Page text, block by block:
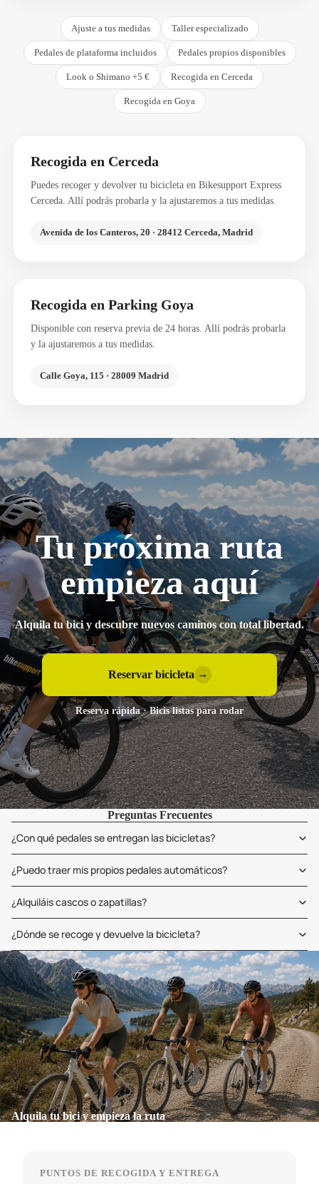
Ajuste a tus medidas Taller especializado
Pedales de plataforma incluidos Pedales propios disponibles
Look o Shimano +5 € Recogida en Cerceda
Recogida en Goya
Recogida en Cerceda
Puedes recoger y devolver tu bicicleta en Bikesupport Express
Cerceda. Allí podrás probarla y la ajustaremos a tus medidas.
Avenida de los Canteros, 20 · 28412 Cerceda, Madrid
Recogida en Parking Goya
Disponible con reserva previa de 24 horas. Allí podrás probarla
y la ajustaremos a tus medidas.
Calle Goya, 115 · 28009 Madrid
Tu próxima ruta
empieza aquí
Alquila tu bici y descubre nuevos caminos con total libertad.
Reservar bicicleta →
Reserva rápida · Bicis listas para rodar
Preguntas Frecuentes
¿Con qué pedales se entregan las bicicletas?
¿Puedo traer mis propios pedales automáticos?
¿Alquiláis cascos o zapatillas?
¿Dónde se recoge y devuelve la bicicleta?
Alquila tu bici y empieza la ruta
PUNTOS DE RECOGIDA Y ENTREGA